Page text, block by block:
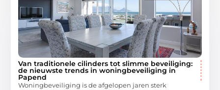
Van traditionele cilinders tot slimme beveiliging:
de nieuwste trends in woningbeveiliging in
Papend
Woningbeveiliging is de afgelopen jaren sterk